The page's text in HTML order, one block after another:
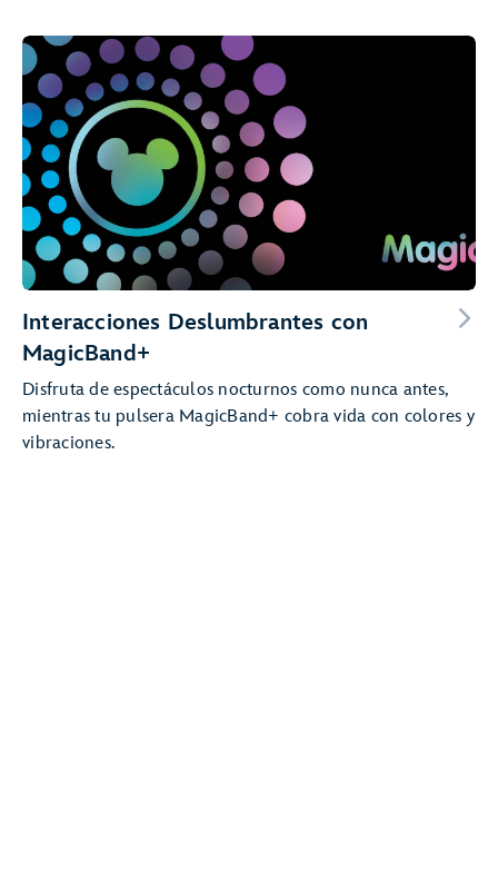
Interacciones Deslumbrantes con
MagicBand+
Disfruta de espectáculos nocturnos como nunca antes,
mientras tu pulsera MagicBand+ cobra vida con colores y
vibraciones.